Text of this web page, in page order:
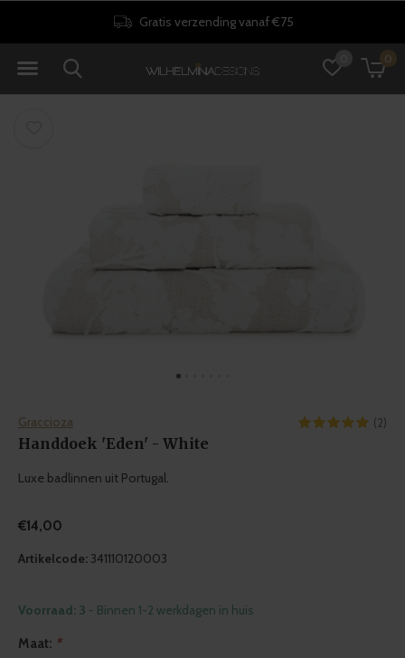
0
Gratis verzending vanaf €75
Graccioza (2)
Handdoek 'Eden' - White
Luxe badlinnen uit Portugal.
€14,00
Artikelcode: 341110120003
Voorraad: 3 - Binnen 1-2 werkdagen in huis
Maat: *